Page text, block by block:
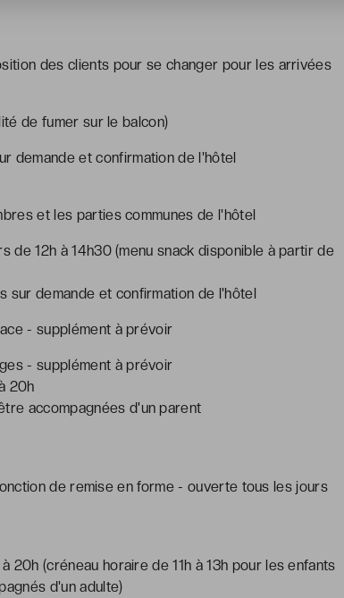
des clients pour se changer pour les arrivées
de fumer sur le balcon)
demande et confirmation de l'hôtel
et les parties communes de l'hôtel
de 12h à 14h30 (menu snack disponible à partir de
sur demande et confirmation de l'hôtel
- supplément à prévoir
- supplément à prévoir
20h
accompagnées d'un parent
de remise en forme - ouverte tous les jours
(créneau horaire de 11h à 13h pour les enfants
d'un adulte)